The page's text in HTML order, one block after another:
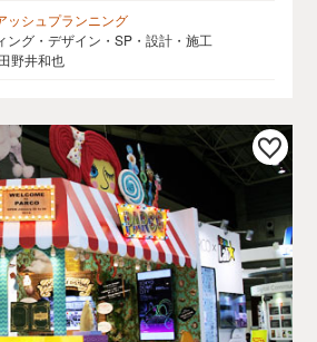
ッシュプランニング
ング・デザイン・SP・設計・施工
北吉敏文 田野井和也